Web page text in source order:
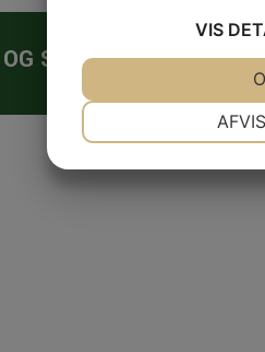
SNEDKER •
VIS